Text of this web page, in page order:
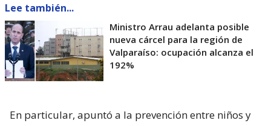
Lee también...
Ministro Arrau adelanta posible
nueva cárcel para la región de
Valparaíso: ocupación alcanza el
192%
En particular, apuntó a la prevención entre niños y